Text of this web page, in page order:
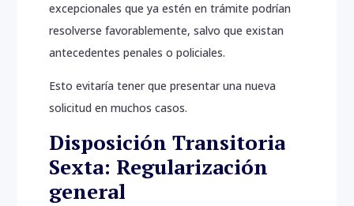
excepcionales que ya estén en trámite podrían
resolverse favorablemente, salvo que existan
antecedentes penales o policiales.
Esto evitaría tener que presentar una nueva
solicitud en muchos casos.
Disposición Transitoria
Sexta: Regularización
general